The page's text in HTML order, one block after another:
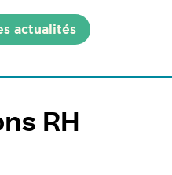
actualités
RH